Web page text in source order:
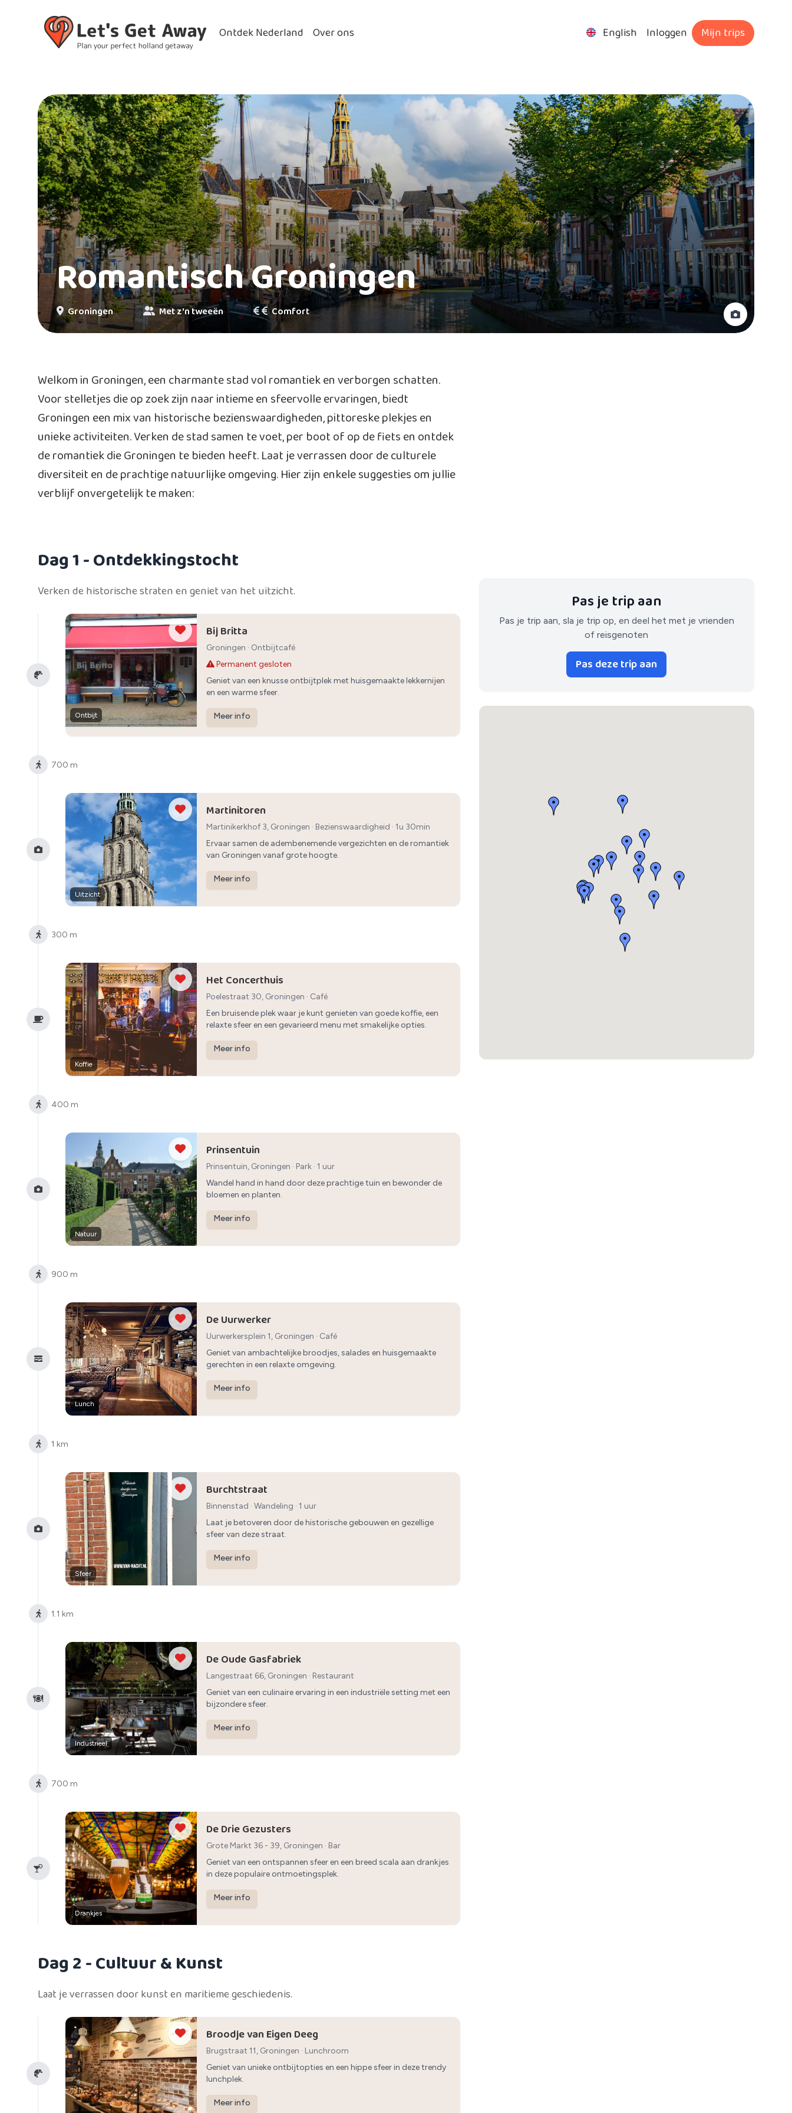
Ontdek Nederland Over ons English Inloggen Mijn trips
Romantisch Groningen
Groningen Met z'n tweeën Comfort
Welkom in Groningen, een charmante stad vol romantiek en verborgen schatten.
Voor stelletjes die op zoek zijn naar intieme en sfeervolle ervaringen, biedt
Groningen een mix van historische bezienswaardigheden, pittoreske plekjes en
unieke activiteiten. Verken de stad samen te voet, per boot of op de fiets en ontdek
de romantiek die Groningen te bieden heeft. Laat je verrassen door de culturele
diversiteit en de prachtige natuurlijke omgeving. Hier zijn enkele suggesties om jullie
verblijf onvergetelijk te maken:
Dag 1- Ontdekkingstocht
Verken de historische straten en geniet van het uitzicht.
Ontbijt
Bij Britta
Groningen · Ontbijtcafé
Permanent gesloten
Geniet van een knusse ontbijtplek met huisgemaakte lekkernijen
en een warme sfeer.
Meer info
700 m
Uitzicht
Martinitoren
Martinikerkhof 3, Groningen · Bezienswaardigheid
· 1u 30min
Ervaar samen de adembenemende vergezichten en de romantiek
van Groningen vanaf grote hoogte.
Meer info
300 m
Koffie
Het Concerthuis
Poelestraat 30, Groningen · Café
Een bruisende plek waar je kunt genieten van goede koffie, een
relaxte sfeer en een gevarieerd menu met smakelijke opties.
Meer info
400 m
Natuur
Prinsentuin
Prinsentuin, Groningen · Park · 1 uur
Wandel hand in hand door deze prachtige tuin en bewonder de
bloemen en planten.
Meer info
900 m
Lunch
De Uurwerker
Uurwerkersplein 1, Groningen · Café
Geniet van ambachtelijke broodjes, salades en huisgemaakte
gerechten in een relaxte omgeving.
Meer info
1 km
Sfeer
Burchtstraat
Binnenstad ·Wandeling
· 1 uur
Laat je betoveren door de historische gebouwen en gezellige
sfeer van deze straat.
Meer info
1.1 km
Industrieel
De Oude Gasfabriek
Langestraat 66, Groningen · Restaurant
Geniet van een culinaire ervaring in een industriële setting met een
bijzondere sfeer.
Meer info
700 m
Drankjes
De Drie Gezusters
Grote Markt 36 - 39, Groningen · Bar
Geniet van een ontspannen sfeer en een breed scala aan drankjes
in deze populaire ontmoetingsplek.
Meer info
Dag 2- Cultuur & Kunst
Laat je verrassen door kunst en maritieme geschiedenis.
Broodje van Eigen Deeg
Brugstraat 11, Groningen · Lunchroom
Geniet van unieke ontbijtopties en een hippe sfeer in deze trendy
lunchplek.
Meer info
Pas je trip aan
Pas je trip aan, sla je trip op, en deel het met je vrienden
of reisgenoten
Pas deze trip aan